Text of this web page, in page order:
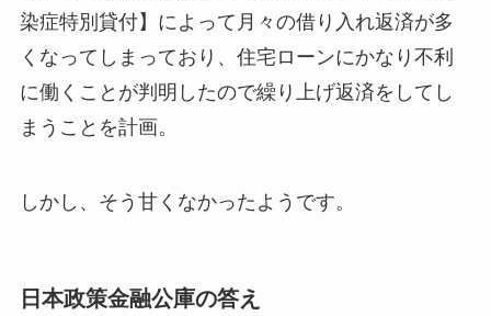
染症特別貸付】によって月々の借り入れ返済が多
くなってしまっており、住宅ローンにかなり不利
に働くことが判明したので繰り上げ返済をしてし
まうことを計画。
しかし、そう甘くなかったようです。
日本政策金融公庫の答え